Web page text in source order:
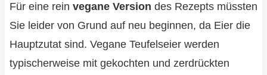
Für eine rein vegane Version des Rezepts müssten
Sie leider von Grund auf neu beginnen, da Eier die
Hauptzutat sind. Vegane Teufelseier werden
typischerweise mit gekochten und zerdrückten